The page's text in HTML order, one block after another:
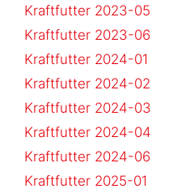
Kraftfutter 2023-05
Kraftfutter 2023-06
Kraftfutter 2024-01
Kraftfutter 2024-02
Kraftfutter 2024-03
Kraftfutter 2024-04
Kraftfutter 2024-06
Kraftfutter 2025-01